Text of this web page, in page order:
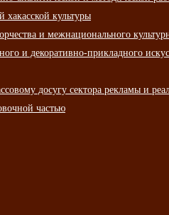
культуры
и межнационального
и декоративно-прикладного
досугу сектора рекламы и
частью